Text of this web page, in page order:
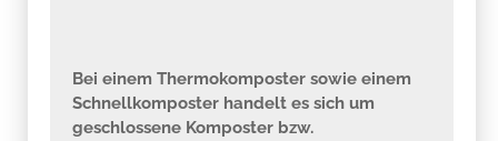
Bei einem Thermokomposter sowie einem
Schnellkomposter handelt es sich um
geschlossene Komposter bzw.